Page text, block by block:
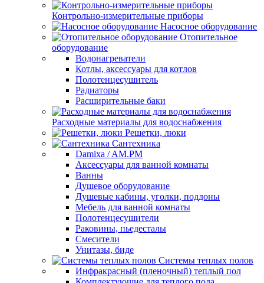
Контрольно-измерительные приборы
Насосное оборудование
Отопительное
оборудование
Водонагреватели
Котлы, аксессуары для котлов
Полотенцесушитель
Радиаторы
Расширительные баки
Расходные материалы для водоснабжения
Решетки, люки
Сантехника
Damixa / AM.PM
Аксессуары для ванной комнаты
Ванны
Душевое оборудование
Душевые кабины, уголки, поддоны
Мебель для ванной комнаты
Полотенцесушители
Раковины, пьедесталы
Смесители
Унитазы, биде
Системы теплых полов
Инфракрасный (пленочный) теплый пол